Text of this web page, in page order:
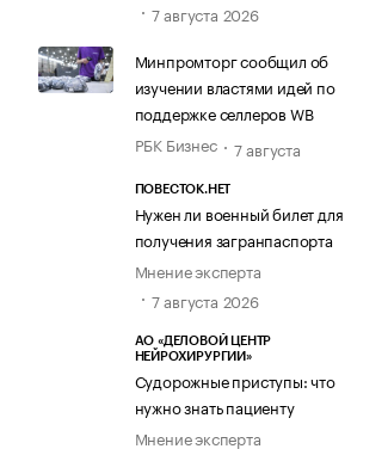
7 августа 2026
Минпромторг сообщил об
изучении властями идей по
поддержке селлеров WB
РБК Бизнес
7 августа
ПОВЕСТОК.НЕТ
Нужен ли военный билет для
получения загранпаспорта
Мнение эксперта
7 августа 2026
АО «ДЕЛОВОЙ ЦЕНТР
НЕЙРОХИРУРГИИ»
Судорожные приступы: что
нужно знать пациенту
Мнение эксперта